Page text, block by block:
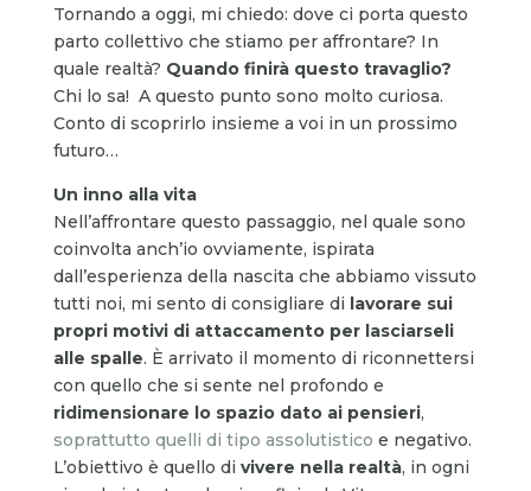
Tornando a oggi, mi chiedo: dove ci porta questo
parto collettivo che stiamo per affrontare? In
quale realtà? Quando finirà questo travaglio?
Chi lo sa! A questo punto sono molto curiosa.
Conto di scoprirlo insieme a voi in un prossimo
futuro…
Un inno alla vita
Nell’affrontare questo passaggio, nel quale sono
coinvolta anch’io ovviamente, ispirata
dall’esperienza della nascita che abbiamo vissuto
tutti noi, mi sento di consigliare di lavorare sui
propri motivi di attaccamento per lasciarseli
alle spalle. È arrivato il momento di riconnettersi
con quello che si sente nel profondo e
ridimensionare lo spazio dato ai pensieri,
soprattutto quelli di tipo assolutistico e negativo.
L’obiettivo è quello di vivere nella realtà, in ogni